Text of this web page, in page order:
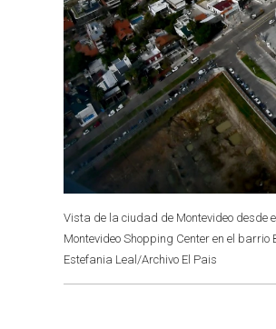
Vista de la ciudad de Montevideo desde
Montevideo Shopping Center en el barrio
Estefania Leal/Archivo El Pais